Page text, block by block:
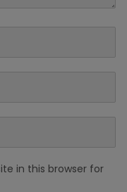
in this browser for